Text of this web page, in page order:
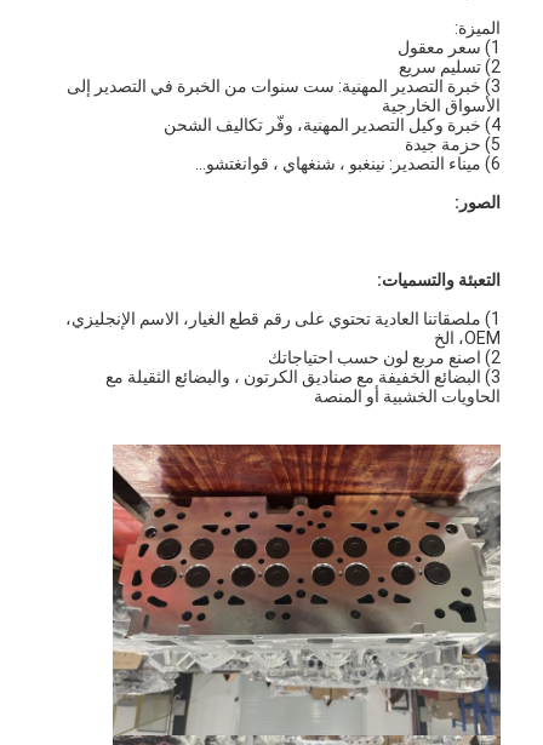
المنزل
المنتجات
فيديوهات
الميزة:
1) سعر معقول
2) تسليم سريع
3) خبرة التصدير المهنية: ست سنوات من الخبرة في التصدير إلى
الأسواق الخارجية
4) خبرة وكيل التصدير المهنية، وفّر تكاليف الشحن
5) حزمة جيدة
6) ميناء التصدير: نينغبو ، شنغهاي ، قوانغتشو...
الصور:
التعبئة والتسميات:
1) ملصقاتنا العادية تحتوي على رقم قطع الغيار، الاسم الإنجليزي،
OEM، الخ
2) اصنع مربع لون حسب احتياجاتك
3) البضائع الخفيفة مع صناديق الكرتون ، والبضائع الثقيلة مع
الحاويات الخشبية أو المنصة